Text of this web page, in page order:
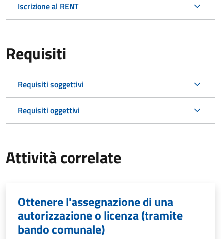
Iscrizione al RENT
Requisiti
Requisiti soggettivi
Requisiti oggettivi
Attività correlate
Ottenere l'assegnazione di una
autorizzazione o licenza (tramite
bando comunale)